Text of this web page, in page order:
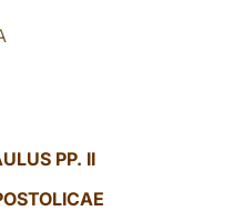
PP. II